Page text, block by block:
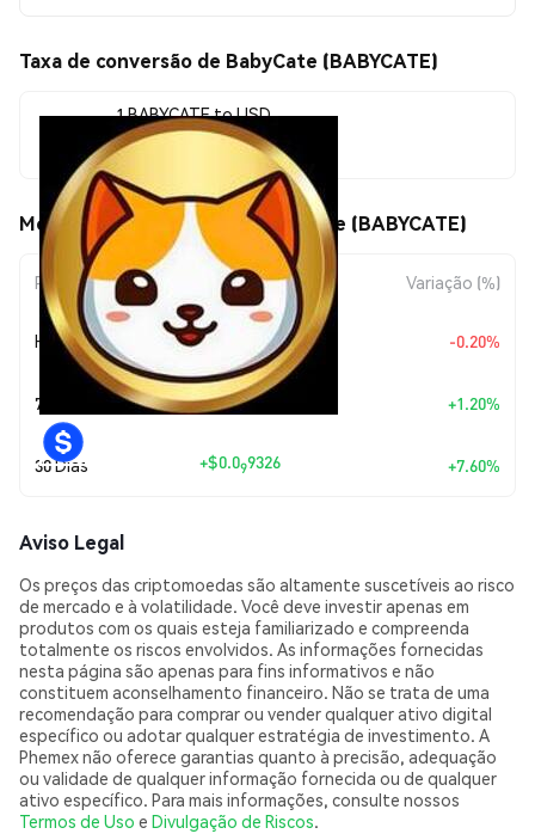
Taxa de conversão de BabyCate (BABYCATE)
1 BABYCATE to USD
$0.0<sub>7</sub>1320
Movimentos de preço de BabyCate (BABYCATE)
Período Variação do Valor Variação (%)
Hoje +$0.0 2646 -0.20%
7 Dias +$0.091565 +1.20%
30 Dias +$0.099326 +7.60%
Aviso Legal
Os preços das criptomoedas são altamente suscetíveis ao risco
de mercado e à volatilidade. Você deve investir apenas em
produtos com os quais esteja familiarizado e compreenda
totalmente os riscos envolvidos. As informações fornecidas
nesta página são apenas para fins informativos e não
constituem aconselhamento financeiro. Não se trata de uma
recomendação para comprar ou vender qualquer ativo digital
específico ou adotar qualquer estratégia de investimento. A
Phemex não oferece garantias quanto à precisão, adequação
ou validade de qualquer informação fornecida ou de qualquer
ativo específico. Para mais informações, consulte nossos
Termos de Uso e Divulgação de Riscos.